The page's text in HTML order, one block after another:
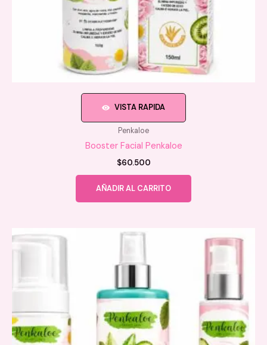
VISTA RAPIDA
Penkaloe
Booster Facial Penkaloe
$60.500
AÑADIR AL CARRITO